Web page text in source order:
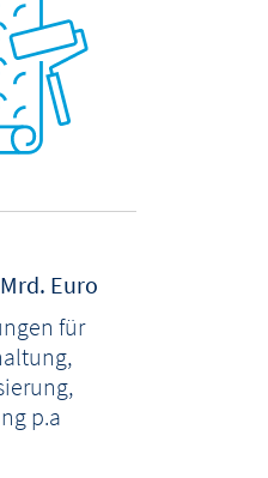
Mrd. Euro
für
p.a